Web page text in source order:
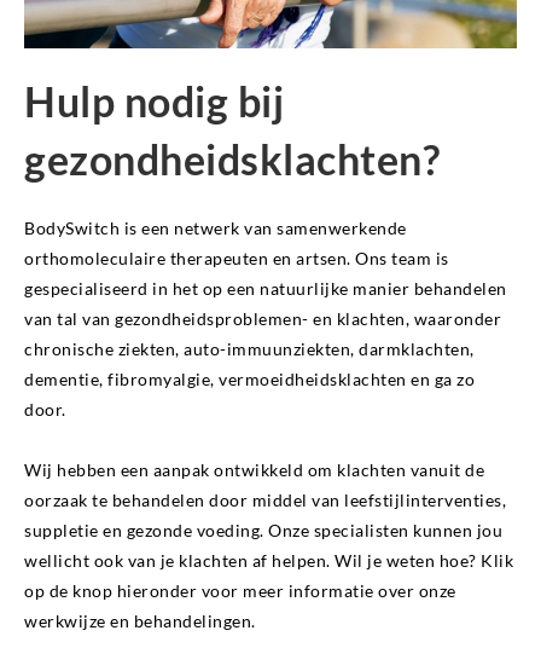
Hulp nodig bij
gezondheidsklachten?
BodySwitch is een netwerk van samenwerkende
orthomoleculaire therapeuten en artsen. Ons team is
gespecialiseerd in het op een natuurlijke manier behandelen
van tal van gezondheidsproblemen- en klachten, waaronder
chronische ziekten, auto-immuunziekten, darmklachten,
dementie, fibromyalgie, vermoeidheidsklachten en ga zo
door.
Wij hebben een aanpak ontwikkeld om klachten vanuit de
oorzaak te behandelen door middel van leefstijlinterventies,
suppletie en gezonde voeding. Onze specialisten kunnen jou
wellicht ook van je klachten af helpen. Wil je weten hoe? Klik
op de knop hieronder voor meer informatie over onze
werkwijze en behandelingen.